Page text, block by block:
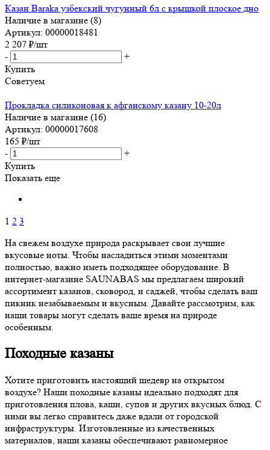
Казан Baraka узбекский чугунный 6л с крышкой плоское дно
Наличие в магазине (8)
Артикул: 00000018481
2 207 ₽/шт
-
+
Купить
Советуем
Прокладка силиконовая к афганскому казану 10-20л
Наличие в магазине (16)
Артикул: 00000017608
165 ₽/шт
-
+
Купить
Показать еще
1 2 3
На свежем воздухе природа раскрывает свои лучшие
вкусовые ноты. Чтобы насладиться этими моментами
полностью, важно иметь подходящее оборудование. В
интернет-магазине SAUNABAS мы предлагаем широкий
ассортимент казанов, сковород, и саджей, чтобы сделать ваш
пикник незабываемым и вкусным. Давайте рассмотрим, как
наши товары могут сделать ваше время на природе
особенным.
Походные казаны
Хотите приготовить настоящий шедевр на открытом
воздухе? Наши походные казаны идеально подходят для
приготовления плова, каши, супов и других вкусных блюд. С
ними вы легко справитесь даже вдали от городской
инфраструктуры. Изготовленные из качественных
материалов, наши казаны обеспечивают равномерное